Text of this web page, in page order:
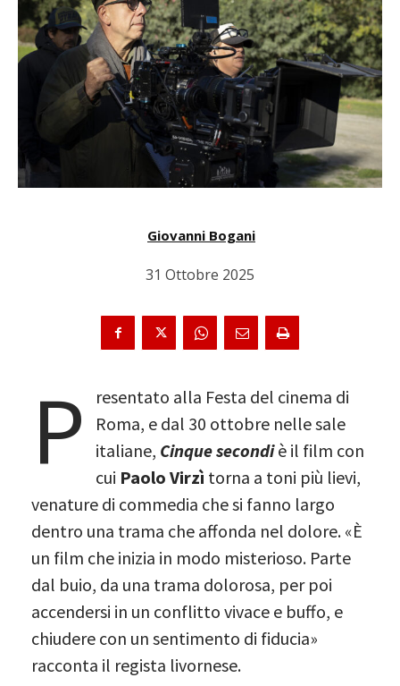
Giovanni Bogani
31 Ottobre 2025
P
resentato alla Festa del cinema di
Roma, e dal 30 ottobre nelle sale
italiane, Cinque secondiè il film con
cui Paolo Virzì torna a toni più lievi,
venature di commedia che si fanno largo
dentro una trama che affonda nel dolore. «È
un film che inizia in modo misterioso. Parte
dal buio, da una trama dolorosa, per poi
accendersi in un conflitto vivace e buffo, e
chiudere con un sentimento di fiducia»
racconta il regista livornese.